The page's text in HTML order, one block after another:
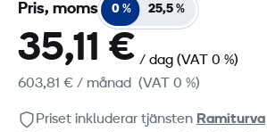
Pris, moms 0 % 25,5 %
35,11 € / dag (VAT 0 %)
603,81 € / månad (VAT 0 %)
Priset inkluderar tjänsten Ramiturva